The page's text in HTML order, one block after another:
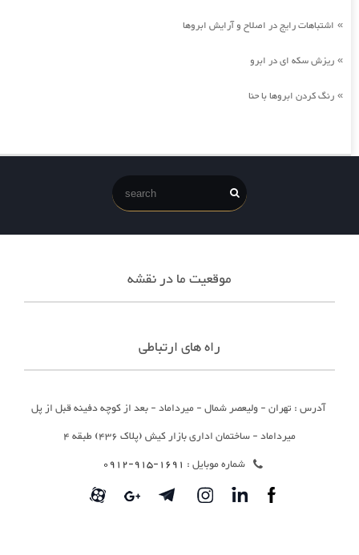
» اشتباهات رایج در اصلاح و آرایش ابروها
» ریزش سکه ای در ابرو
» رنگ کردن ابروها با حنا
موقعیت ما در نقشه
راه های ارتباطی
آدرس : تهران - ولیعصر شمال - میرداماد - بعد از کوچه دفینه قبل از پل
میرداماد - ساختمان اداری بازار کیش (پلاک 436) طبقه 4
شماره موبایل : 1691-915-0912